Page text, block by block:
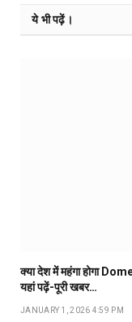
ये भी पढ़ें।
क्या देश में महंगा होगा
यहां पढ़ें-पूरी खबर…
JANUARY 1, 2026 4:59 PM